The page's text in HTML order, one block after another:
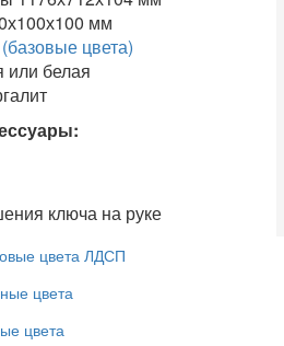
мм
цвета)
или белая
ключа на руке
цвета ЛДСП
цвета
цвета